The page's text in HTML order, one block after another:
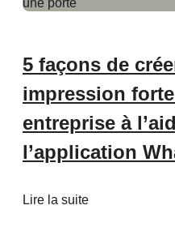
5 façons de
impression
entreprise à
l’application
Lire la suite